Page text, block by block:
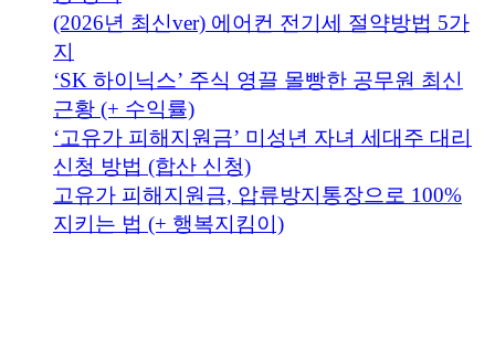
(2026년 최신ver) 에어컨 전기세 절약방법 5가
지
‘SK 하이닉스’ 주식 영끌 몰빵한 공무원 최신
근황 (+ 수익률)
‘고유가 피해지원금’ 미성년 자녀 세대주 대리
신청 방법 (합산 신청)
고유가 피해지원금, 압류방지통장으로 100%
지키는 법 (+ 행복지킴이)